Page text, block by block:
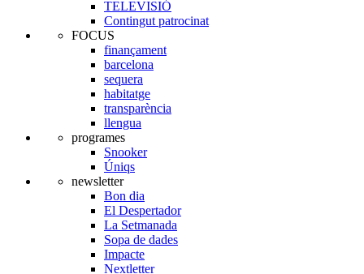
TELEVISIÓ
Contingut patrocinat
FOCUS
finançament
barcelona
sequera
habitatge
transparència
llengua
programes
Snooker
Úniqs
newsletter
Bon dia
El Despertador
La Setmanada
Sopa de dades
Impacte
Nextletter